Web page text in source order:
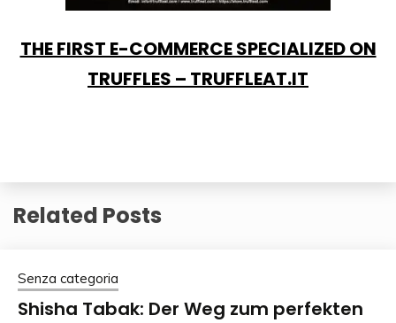
THE FIRST E-COMMERCE SPECIALIZED ON
TRUFFLES – TRUFFLEAT.IT
Related Posts
Senza categoria
Shisha Tabak: Der Weg zum perfekten